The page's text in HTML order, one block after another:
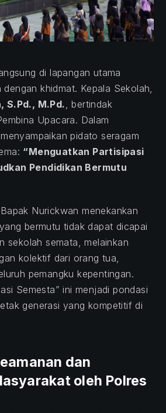
di lapangan utama
khidmat. Kepala Sekolah,
S.Pd., M.Pd. , bertindak
Upacara. Dalam
pidato seragam
“Menguatkan Partisipasi
Pendidikan Bermutu
Nurickwan menekankan
bermutu tidak dapat dicapai
sekolah semata, melainkan
kolektif dari orang tua,
pemangku kepentingan.
Semesta” ini menjadi pondasi
generasi yang kompetitif di
dan
oleh Polres